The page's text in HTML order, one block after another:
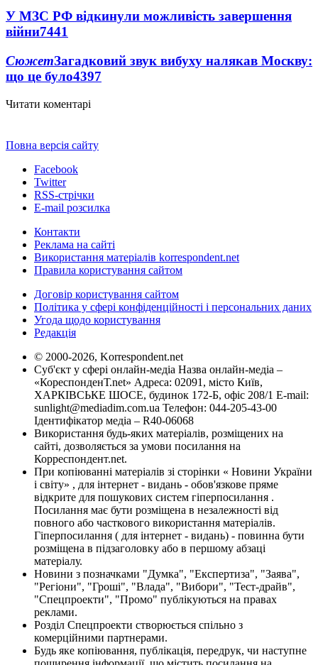
У МЗС РФ відкинули можливість завершення
війни7441
СюжетЗагадковий звук вибуху налякав Москву:
що це було4397
Читати коментарі
Повна версія сайту
Facebook
Twitter
RSS-стрічки
E-mail розсилка
Контакти
Реклама на сайті
Використання матеріалів korrespondent.net
Правила користування сайтом
Договір користування сайтом
Політика у сфері конфіденційності і персональних даних
Угода щодо користування
Редакція
© 2000-2026, Korrespondent.net
Суб'єкт у сфері онлайн-медіа Назва онлайн-медіа –
«КореспонденТ.net» Адреса: 02091, місто Київ,
ХАРКІВСЬКЕ ШОСЕ, будинок 172-Б, офіс 208/1 E-mail:
sunlight@mediadim.com.ua Телефон: 044-205-43-00
Ідентифікатор медіа – R40-06068
Використання будь-яких матеріалів, розміщених на
сайті, дозволяється за умови посилання на
Корреспондент.net.
При копіюванні матеріалів зі сторінки « Новини України
і світу» , для інтернет - видань - обов'язкове пряме
відкрите для пошукових систем гіперпосилання .
Посилання має бути розміщена в незалежності від
повного або часткового використання матеріалів.
Гіперпосилання ( для інтернет - видань) - повинна бути
розміщена в підзаголовку або в першому абзаці
матеріалу.
Новини з позначками "Думка", "Експертиза", "Заява",
"Регіони", "Гроші", "Влада", "Вибори", "Тест-драйв",
"Спецпроекти", "Промо" публікуються на правах
реклами.
Розділ Спецпроекти створюється спільно з
комерційними партнерами.
Будь яке копіювання, публікація, передрук, чи наступне